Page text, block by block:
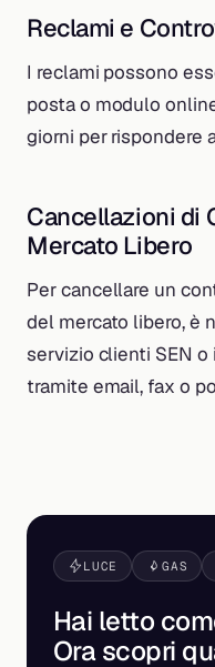
Reclami e
I reclami possono
posta o modulo
giorni per rispondere
Cancellazioni di
Mercato Libero
Per cancellare un
del mercato libero, è
servizio clienti SEN o
tramite email, fax o
LUCE GAS
Hai letto
Ora scopri